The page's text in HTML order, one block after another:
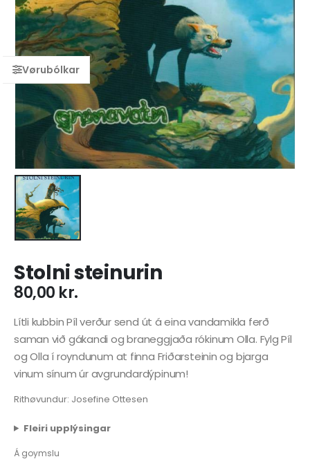
Stolni steinurin
80,00 kr.
Lítli kubbin Píl verður send út á eina vandamikla ferð
saman við gákandi og braneggjaða rókinum Olla. Fylg Píl
og Olla í royndunum at finna Friðarsteinin og bjarga
vinum sínum úr avgrundardýpinum!
Rithøvundur: Josefine Ottesen
Fleiri upplýsingar
Á goymslu